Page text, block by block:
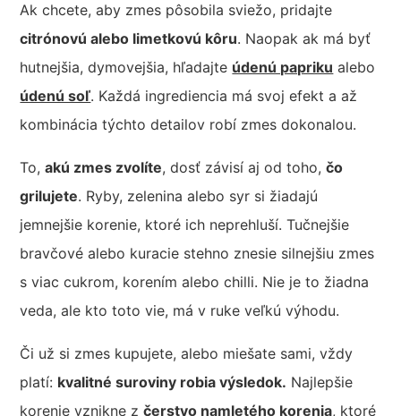
Ak chcete, aby zmes pôsobila sviežo, pridajte
citrónovú alebo limetkovú kôru. Naopak ak má byť
hutnejšia, dymovejšia, hľadajte údenú papriku alebo
údenú soľ. Každá ingrediencia má svoj efekt a až
kombinácia týchto detailov robí zmes dokonalou.
To,akú zmes zvolíte, dosť závisí aj od toho,čo
grilujete. Ryby, zelenina alebo syr si žiadajú
jemnejšie korenie, ktoré ich neprehluší. Tučnejšie
bravčové alebo kuracie stehno znesie silnejšiu zmes
s viac cukrom, korením alebo chilli. Nie je to žiadna
veda, ale kto toto vie, má v ruke veľkú výhodu.
Či už si zmes kupujete, alebo miešate sami, vždy
platí: kvalitné suroviny robia výsledok. Najlepšie
korenie vznikne zčerstvo namletého korenia, ktoré